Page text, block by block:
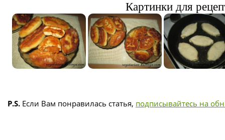
Картинки для
P.S. Если Вам понравилась статья, подписывайтесь на